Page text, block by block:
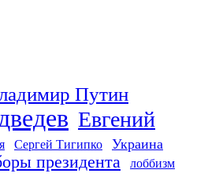
Путин
Евгений
Сергей Тигипко Украина
президента лоббизм